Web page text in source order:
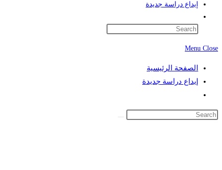
إيداع دراسة جديدة
website
Menu Close
الصفحة الرئيسية
إيداع دراسة جديدة
search